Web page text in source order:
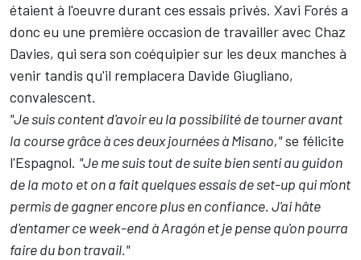
étaient à l'oeuvre durant ces essais privés. Xavi Forés a
donc eu une première occasion de travailler avec Chaz
Davies, qui sera son coéquipier sur les deux manches à
venir tandis qu'il remplacera Davide Giugliano,
convalescent.
"Je suis content d'avoir eu la possibilité de tourner avant
la course grâce à ces deux journées à Misano,"se félicite
l'Espagnol. "Je me suis tout de suite bien senti au guidon
de la moto et on a fait quelques essais de set-up qui m'ont
permis de gagner encore plus en confiance. J'ai hâte
d'entamer ce week-end à Aragón et je pense qu'on pourra
faire du bon travail."